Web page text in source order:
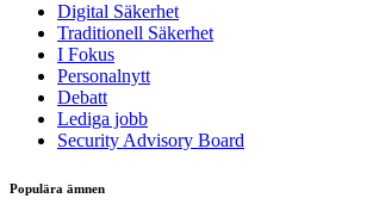
Digital Säkerhet
Traditionell Säkerhet
I Fokus
Personalnytt
Debatt
Lediga jobb
Security Advisory Board
Populära ämnen